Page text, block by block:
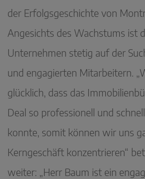
der Erfolgsgeschichte von
Angesichts des Wachstums ist
Unternehmen stetig auf der
und engagierten Mitarbeitern.
glücklich, dass das
Deal so professionell und
konnte, somit können wir uns
Kerngeschäft konzentrieren“
weiter: „Herr Baum ist ein